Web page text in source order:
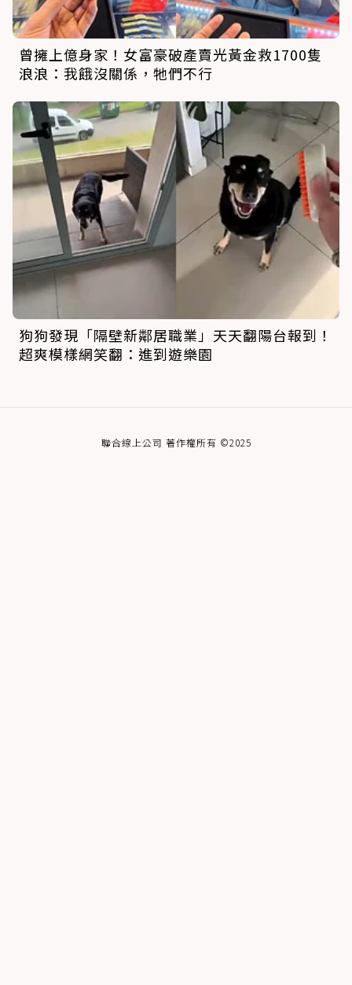
曾擁上億身家！女富豪破產賣光黃金救1700隻
浪浪：我餓沒關係，牠們不行
狗狗發現「隔壁新鄰居職業」天天翻陽台報到！
超爽模樣網笑翻：進到遊樂園
聯合線上公司 著作權所有 ©2025